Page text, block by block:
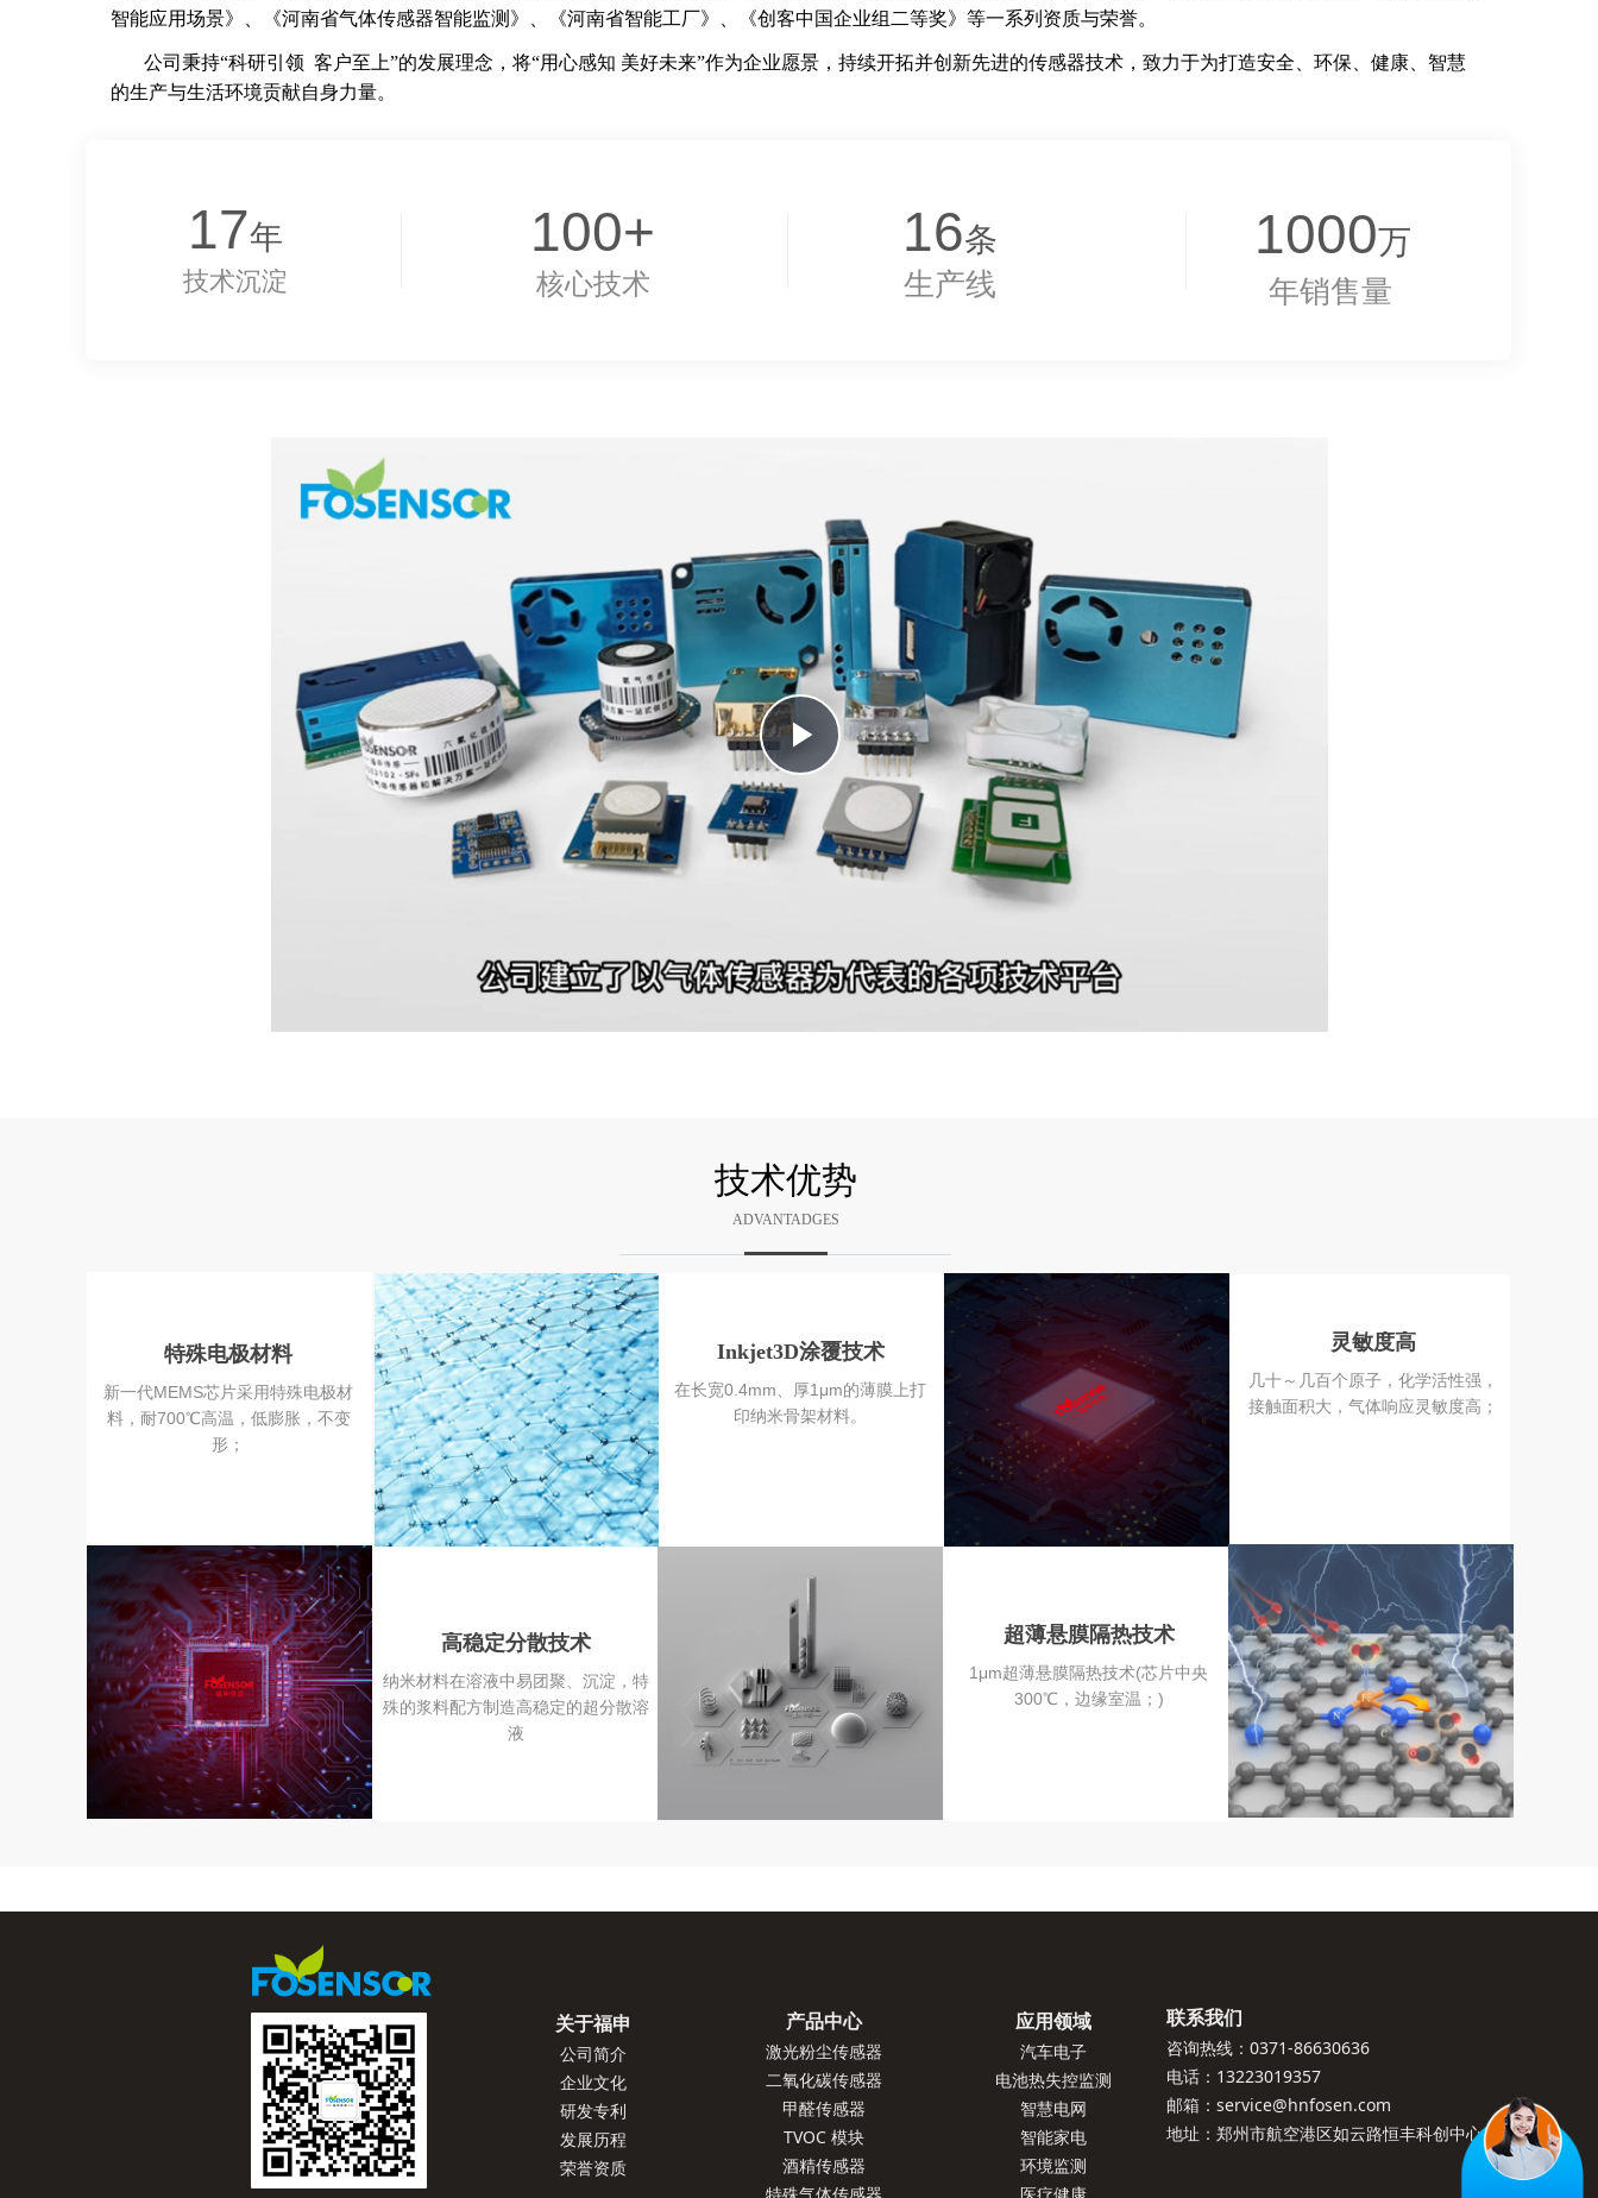
智能应用场景》、《河南省气体传感器智能监测》、《河南省智能工厂》、《创客中国企业组二等奖》等一系列资质与荣誉。
公司秉持“科研引领 客户至上”的发展理念，将“用心感知 美好未来”作为企业愿景，持续开拓并创新先进的传感器技术，致力于为打造安全、环保、健康、智慧
的生产与生活环境贡献自身力量。
特殊电极材料
新一代MEMS芯片采用特殊电极材
料，耐700℃高温，低膨胀，不变
形；
高稳定分散技术
纳米材料在溶液中易团聚、沉淀，特
殊的浆料配方制造高稳定的超分散溶
液
Inkjet3D涂覆技术
在长宽0.4mm、厚1μm的薄膜上打
印纳米骨架材料。
超薄悬膜隔热技术
1μm超薄悬膜隔热技术(芯片中央
300℃，边缘室温；)
灵敏度高
几十～几百个原子，化学活性强，
接触面积大，气体响应灵敏度高；
ADVANTADGES
技术优势
17年
技术沉淀
100+
核心技术
16条
生产线
1000万
支
#wz_data#
d":"30536","
areaId":"","t
areaId":"","p
n_133_10","
58px","$colo
":"1","$heigh
t":"47px","zI
ndex":"2","w
,"offsetY":"0
","foffsetX":"
0","foffsetY":
"0","fixedPo
sition":"Non
e","useAnim
ate":true,"an
gle":"0","isF
cked":"0","p
eColorName
":"","themeC
olors":"zs1,z
s2,zxs1,zxs
年销售量
Play
Video
联系我们
咨询热线：0371-86630636
电话：13223019357
邮箱：service@hnfosen.com
地址：郑州市航空港区如云路恒丰科创中心
关于福申
公司简介
企业文化
研发专利
发展历程
荣誉资质
产品中心
激光粉尘传感器
二氧化碳传感器
甲醛传感器
TVOC 模块
酒精传感器
应用领域
汽车电子
电池热失控监测
智慧电网
智能家电
环境监测